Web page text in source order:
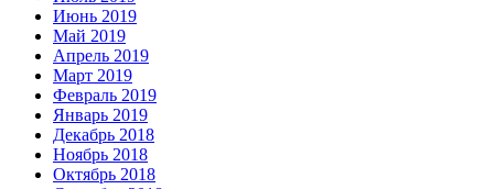
Июнь 2019
Май 2019
Апрель 2019
Март 2019
Февраль 2019
Январь 2019
Декабрь 2018
Ноябрь 2018
Октябрь 2018